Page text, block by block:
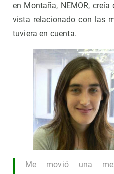
en Montaña, NEMOR,
vista relacionado con las
tuviera en cuenta.
Me movió una